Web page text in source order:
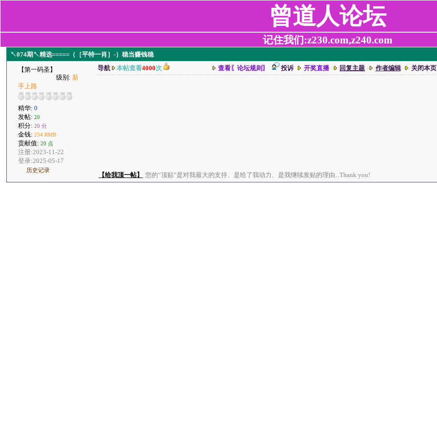
曾道人论坛
记住我们:z230.com,z240.com
↖074期↖精选=====（［平特一肖］-）稳当赚钱稳
【第一码圣】
级别: 新
手上路
精华:0
发帖:20
积分:20 分
金钱:254 RMB
贡献值:20 点
注册:2023-11-22
登录:2025-05-17
历史记录
导航 本帖查看4000次 查看〖论坛规则〗 投诉 开奖直播 回复主题 作者编辑 关闭本页
【给我顶一帖】 您的“顶贴”是对我最大的支持、是给了我动力、是我继续发贴的理由...Thank you!